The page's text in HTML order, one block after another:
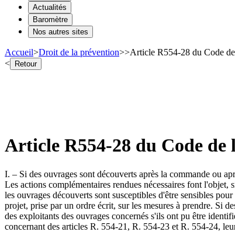
Actualités
Baromètre
Nos autres sites
Accueil>Droit de la prévention>>Article R554-28 du Code
< Retour
Article R554-28 du Code de
I. – Si des ouvrages sont découverts après la commande ou
Les actions complémentaires rendues nécessaires font
les ouvrages découverts sont susceptibles d'être sensibles
projet, prise par un ordre écrit, sur les mesures à prendre. Si
des exploitants des ouvrages concernés s'ils ont pu être
concernant des articles R. 554-21, R. 554-23 et R. 554-24,